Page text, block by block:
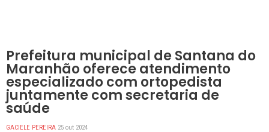
Prefeitura municipal de Santana do
Maranhão oferece atendimento
especializado com ortopedista
juntamente com secretaria de
saúde
GACIELE PEREIRA 25 out 2024